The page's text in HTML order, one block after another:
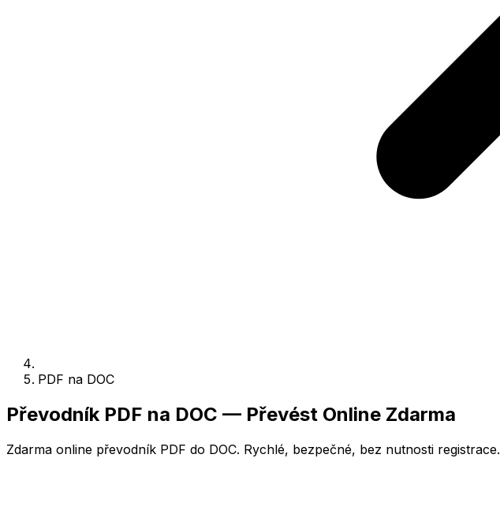
PDF na DOC
Převodník PDF na DOC — Převést Online Zdarma
Zdarma online převodník PDF do DOC. Rychlé, bezpečné, bez nutnosti registrace.